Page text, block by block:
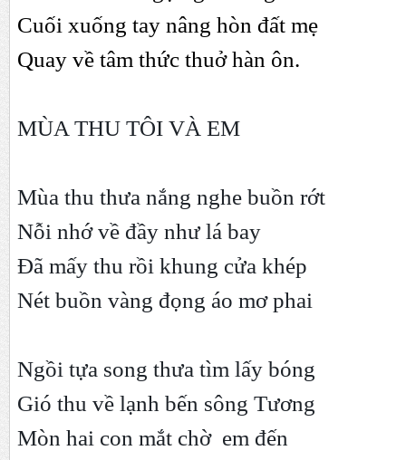
Cuối xuống tay nâng hòn đất mẹ
Quay về tâm thức thuở hàn ôn.
MÙA THU TÔI VÀ EM
Mùa thu thưa nắng nghe buồn rớt
Nỗi nhớ về đầy như lá bay
Đã mấy thu rồi khung cửa khép
Nét buồn vàng đọng áo mơ phai
Ngồi tựa song thưa tìm lấy bóng
Gió thu về lạnh bến sông Tương
Mòn hai con mắt chờ em đến